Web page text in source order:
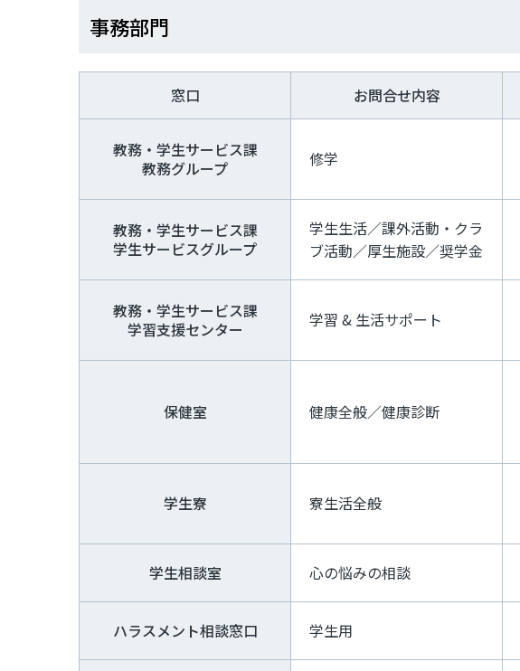
事務部門
窓口 お問合せ内容
教務・学生サービス課
教務グループ
修学
教務・学生サービス課
学生サービスグループ
学生生活／課外活動・クラ
ブ活動／厚生施設／奨学金
教務・学生サービス課
学習支援センター
学習 & 生活サポート
保健室 健康全般／健康診断
学生寮 寮生活全般
学生相談室 心の悩みの相談
ハラスメント相談窓口 学生用